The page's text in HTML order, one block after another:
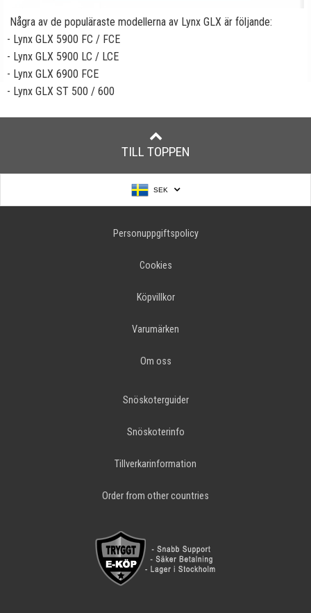
Några av de populäraste modellerna av Lynx GLX är följande:
- Lynx GLX 5900 FC / FCE
- Lynx GLX 5900 LC / LCE
- Lynx GLX 6900 FCE
- Lynx GLX ST 500 / 600
TILL TOPPEN
SEK
Personuppgiftspolicy
Cookies
Köpvillkor
Varumärken
Om oss
Snöskoterguider
Snöskoterinfo
Tillverkarinformation
Order from other countries